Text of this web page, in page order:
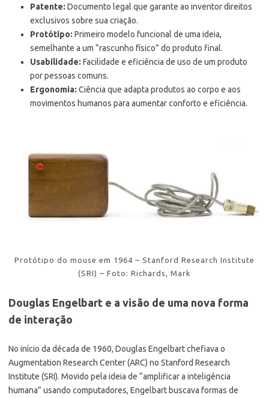
Patente: Documento legal que garante ao inventor direitos
exclusivos sobre sua criação.
Protótipo: Primeiro modelo funcional de uma ideia,
semelhante a um “rascunho físico” do produto final.
Usabilidade: Facilidade e eficiência de uso de um produto
por pessoas comuns.
Ergonomia: Ciência que adapta produtos ao corpo e aos
movimentos humanos para aumentar conforto e eficiência.
Protótipo do mouse em 1964 – Stanford Research Institute
(SRI) – Foto: Richards, Mark
Douglas Engelbart e a visão de uma nova forma
de interação
No início da década de 1960, Douglas Engelbart chefiava o
Augmentation Research Center (ARC) no Stanford Research
Institute (SRI). Movido pela ideia de “amplificar a inteligência
humana” usando computadores, Engelbart buscava formas de